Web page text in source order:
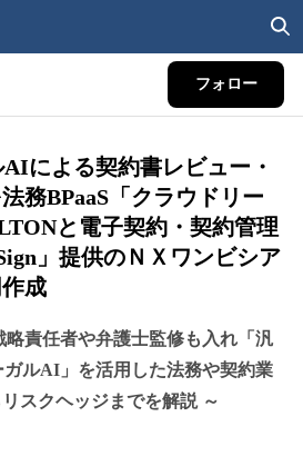
フォロー
による契約書レビュー・
務BPaaS「クラウドリー
と電子契約・契約管理
」提供のＮＸワンビシア
成
略責任者や弁護士監修も入れ「汎
ルAI」を活用した法務や契約業
スクヘッジまでを解説 ～